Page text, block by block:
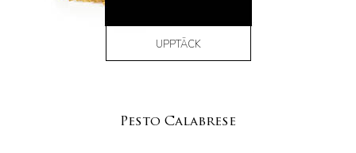
UPPTÄCK
Pesto Calabrese